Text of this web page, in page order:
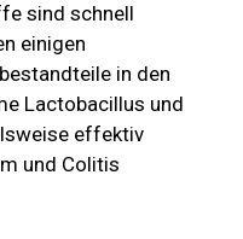
sind schnell
einigen
in den
Lactobacillus und
effektiv
und Colitis